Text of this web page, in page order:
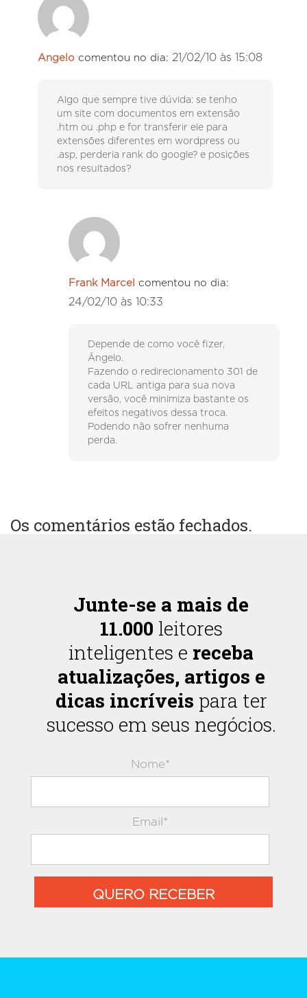
Angelo comentou no dia: 21/02/10 às 15:08
Algo que sempre tive dúvida: se tenho
um site com documentos em extensão
.htm ou .php e for transferir ele para
extensões diferentes em wordpress ou
.asp, perderia rank do google? e posições
nos resultados?
Frank Marcel comentou no dia:
24/02/10 às 10:33
Depende de como você fizer,
Ângelo.
Fazendo o redirecionamento 301 de
cada URL antiga para sua nova
versão, você minimiza bastante os
efeitos negativos dessa troca.
Podendo não sofrer nenhuma
perda.
Os comentários estão fechados.
Junte-se a mais de
11.000 leitores
inteligentes e receba
atualizações, artigos e
dicas incríveis para ter
sucesso em seus negócios.
Nome*
Email*
QUERO RECEBER